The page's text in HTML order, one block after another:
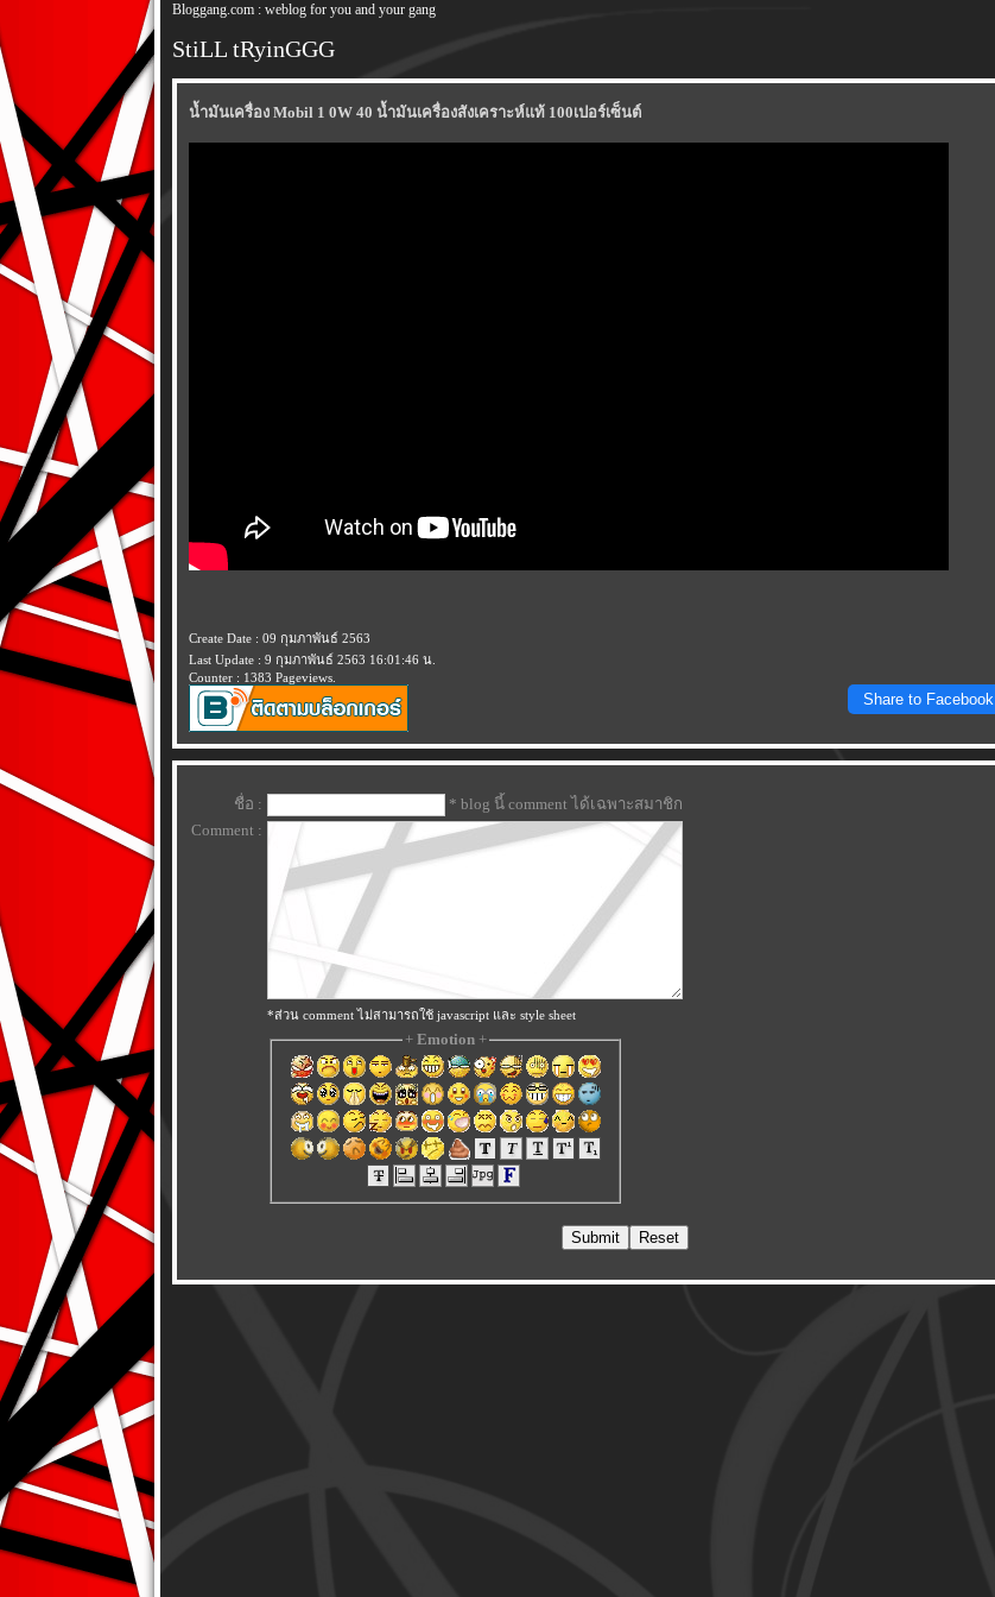
Bloggang.com : weblog for you and your gang
StiLL tRyinGGG
น้ำมันเครื่อง Mobil 1 0W 40 น้ำมันเครื่องสังเคราะห์แท้ 100เปอร์เซ็นต์
Create Date : 09 กุมภาพันธ์ 2563
Last Update : 9 กุมภาพันธ์ 2563 16:01:46 น.
Counter : 1383 Pageviews.
Share to Facebook
ชื่อ :
* blog นี้ comment ได้เฉพาะสมาชิก
Comment :
*ส่วน comment ไม่สามารถใช้ javascript และ style sheet
+ Emotion+